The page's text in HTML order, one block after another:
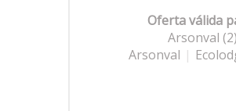
Oferta válida
Arsonval (2)
Arsonval |